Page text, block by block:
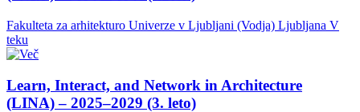
Fakulteta za arhitekturo Univerze v Ljubljani (Vodja) Ljubljana V
teku
Learn, Interact, and Network in Architecture
(LINA) – 2025–2029 (3. leto)